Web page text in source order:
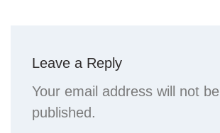
Leave a Reply
Your email address will not be
published.